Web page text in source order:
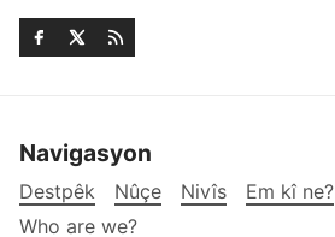
Navigasyon
Destpêk Nûçe Nivîs Em kî ne?
Who are we?